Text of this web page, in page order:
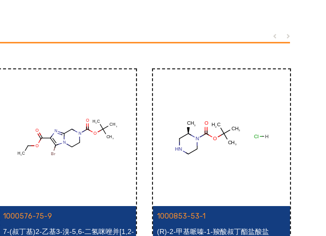
1000576-75-9
7-(叔丁基)2-乙基3-溴-5,6-二氢咪唑并[1,2-
1000853-53-1
(R)-2-甲基哌嗪-1-羧酸叔丁酯盐酸盐